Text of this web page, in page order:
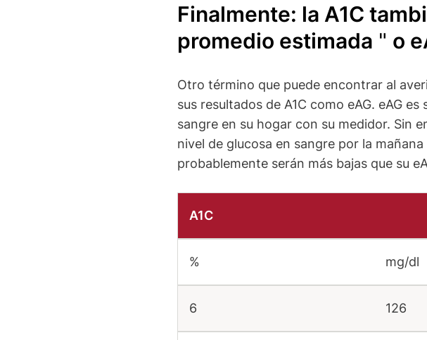
Finalmente: la A1C
promedio estimada " o
Otro término que puede encontrar al
sus resultados de A1C como eAG. eAG
sangre en su hogar con su medidor. Sin
nivel de glucosa en sangre por la
probablemente serán más bajas que su
A1C
% mg/dl
6 126